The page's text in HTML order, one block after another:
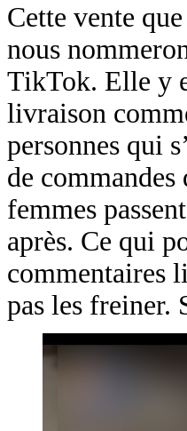
Cette vente
nous
TikTok. Elle y
livraison
personnes qui
de
femmes
après. Ce qui
commentaires
pas les freiner.